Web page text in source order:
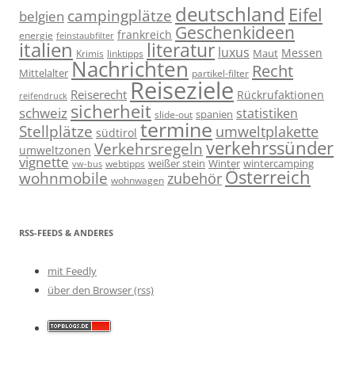
belgien campingplätze deutschland Eifel
energie feinstaubfilter frankreich Geschenkideen
italien Krimis linktipps literatur luxus Maut Messen
Mittelalter Nachrichten partikel-filter Recht
reifendruck Reiserecht Reiseziele Rückrufaktionen
schweiz sicherheit slide-out spanien statistiken
Stellplätze südtirol termine umweltplakette
umweltzonen Verkehrsregeln verkehrssünder
vignette vw-bus webtipps weißer stein Winter wintercamping
wohnmobile wohnwagen zubehör Österreich
RSS-FEEDS & ANDERES
mit Feedly
über den Browser (rss)